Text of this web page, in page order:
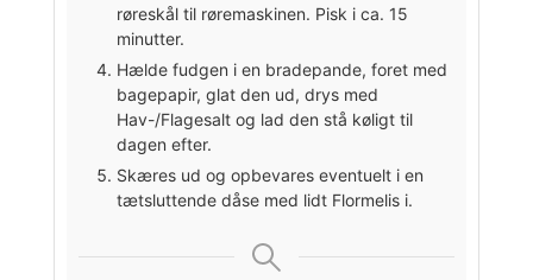
røreskål til røremaskinen. Pisk i ca. 15
minutter.
Hælde fudgen i en bradepande, foret med
bagepapir, glat den ud, drys med
Hav-/Flagesalt og lad den stå køligt til
dagen efter.
Skæres ud og opbevares eventuelt i en
tætsluttende dåse med lidt Flormelis i.